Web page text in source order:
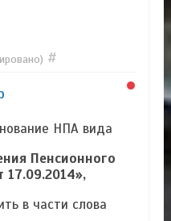
#
НПА вида
Пенсионного
в части слова